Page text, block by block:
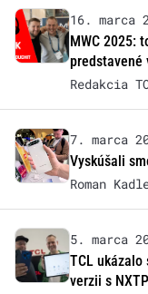
16. marca
MWC 2025:
predstavené
Redakcia
7. marca
Vyskúšali
Roman
5. marca
TCL
verzii s